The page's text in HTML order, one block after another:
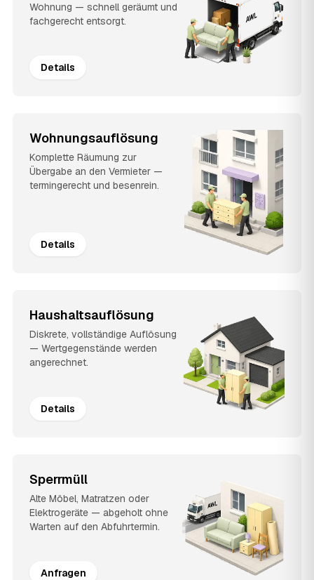
Wohnung — schnell geräumt und
fachgerecht entsorgt.
Details
Wohnungsauflösung
Komplette Räumung zur
Übergabe an den Vermieter —
termingerecht und besenrein.
Details
Haushaltsauflösung
Diskrete, vollständige Auflösung
— Wertgegenstände werden
angerechnet.
Details
Sperrmüll
Alte Möbel, Matratzen oder
Elektrogeräte — abgeholt ohne
Warten auf den Abfuhrtermin.
Anfragen